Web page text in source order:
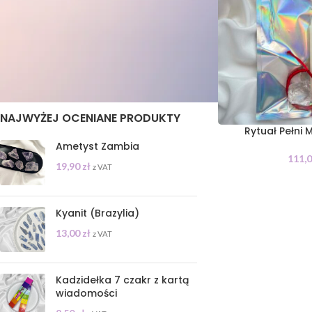
NAJWYŻEJ OCENIANE PRODUKTY
Ametyst Zambia
19,90zł z VAT
Kyanit (Brazylia)
13,00zł z VAT
Kadzidełka 7 czakr z kartą
wiadomości
Rytuał Pełni